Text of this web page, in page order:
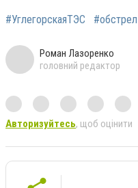
#УглегорскаяТЭС #обстрел
Роман Лазоренко
головний редактор
Авторизуйтесь, щоб оцінити